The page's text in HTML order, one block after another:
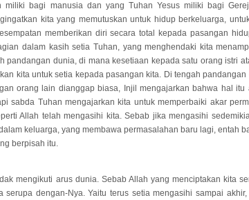
miliki bagi manusia dan yang Tuhan Yesus miliki bagi
kita yang memutuskan untuk hidup berkeluarga,
memberikan diri secara total kepada pasangan
dalam kasih setia Tuhan, yang menghendaki kita
pandangan dunia, di mana kesetiaan kepada satu orang istri
kita untuk setia kepada pasangan kita. Di tengah
orang lain dianggap biasa, Injil mengajarkan bahwa hal itu
sabda Tuhan mengajarkan kita untuk memperbaiki akar
Allah telah mengasihi kita. Sebab jika mengasihi
keluarga, yang membawa permasalahan baru lagi, entah
berpisah itu.
mengikuti arus dunia. Sebab Allah yang menciptakan kita
serupa dengan-Nya. Yaitu terus setia mengasihi sampai